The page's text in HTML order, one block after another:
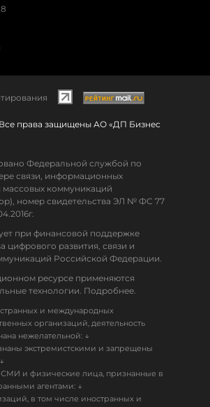
Все права защищены АО «ДП Бизнес
Федеральной службой по
связи, информационных
массовых коммуникаций
номер свидетельства ЭЛ № ФС 77
при финансовой поддержке
цифрового развития, связи и
Российской Федерации.
ресурсе применяются
технологии. Подробнее.
и международных
организаций, деятельность
нежелательной: ↓
экстремистскими и запрещены
↓
и физические лица, признанные в
агентами: ↓
в том числе иностранных и